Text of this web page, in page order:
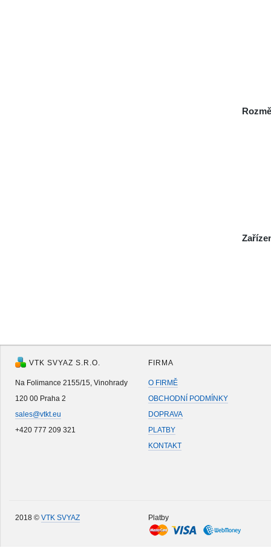
VTK SVYAZ S.R.O.
Na Folimance 2155/15, Vinohrady
120 00 Praha 2
sales@vtkt.eu
+420 777 209 321
FIRMA
O FIRMĚ
OBCHODNÍ PODMÍNKY
DOPRAVA
PLATBY
KONTAKT
2018 © VTK SVYAZ Platby